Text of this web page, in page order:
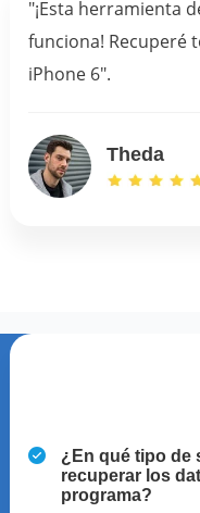
"¡Esta herramienta
funciona! Recuperé
iPhone 6".
Theda
¿En qué tipo de
recuperar los
programa?